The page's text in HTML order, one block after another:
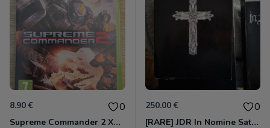
8.90 € 0
Supreme Commander 2 Xbox 360
250.00 € 0
[RARE] JDR In Nomine Satanis / Magna Veritas – 1ère Édition BOÎTE (DOS BLANC, 1989) - CROC / Siroz